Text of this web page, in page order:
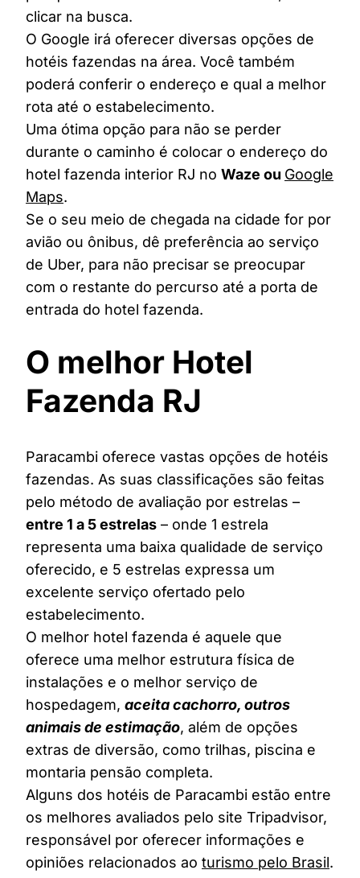
clicar na busca.
O Google irá oferecer diversas opções de
hotéis fazendas na área. Você também
poderá conferir o endereço e qual a melhor
rota até o estabelecimento.
Uma ótima opção para não se perder
durante o caminho é colocar o endereço do
hotel fazenda interior RJ no Waze ou Google
Maps.
Se o seu meio de chegada na cidade for por
avião ou ônibus, dê preferência ao serviço
de Uber, para não precisar se preocupar
com o restante do percurso até a porta de
entrada do hotel fazenda.
O melhor Hotel
Fazenda RJ
Paracambi oferece vastas opções de hotéis
fazendas. As suas classificações são feitas
pelo método de avaliação por estrelas –
entre 1 a 5 estrelas – onde 1 estrela
representa uma baixa qualidade de serviço
oferecido, e 5 estrelas expressa um
excelente serviço ofertado pelo
estabelecimento.
O melhor hotel fazenda é aquele que
oferece uma melhor estrutura física de
instalações e o melhor serviço de
hospedagem, aceita cachorro, outros
animais de estimação, além de opções
extras de diversão, como trilhas, piscina e
montaria pensão completa.
Alguns dos hotéis de Paracambi estão entre
os melhores avaliados pelo site Tripadvisor,
responsável por oferecer informações e
opiniões relacionados ao turismo pelo Brasil.